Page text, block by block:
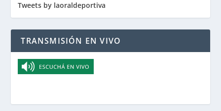
Tweets by laoraldeportiva
TRANSMISIÓN EN VIVO